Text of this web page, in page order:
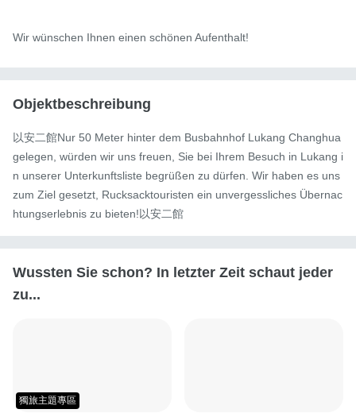
Wir wünschen Ihnen einen schönen Aufenthalt!
Objektbeschreibung
以安二館Nur 50 Meter hinter dem Busbahnhof Lukang Changhua
gelegen, würden wir uns freuen, Sie bei Ihrem Besuch in Lukang i
n unserer Unterkunftsliste begrüßen zu dürfen. Wir haben es uns
zum Ziel gesetzt, Rucksacktouristen ein unvergessliches Übernac
htungserlebnis zu bieten!以安二館
Wussten Sie schon? In letzter Zeit schaut jeder
zu...
獨旅主題專區